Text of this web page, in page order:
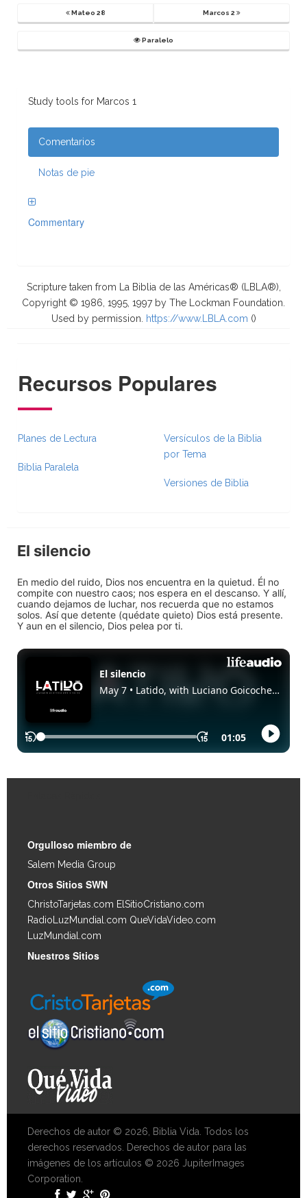
Mateo 28 Marcos 2
Paralelo
Study tools for Marcos 1
Comentarios
Notas de pie
Commentary
Scripture taken from La Biblia de las Américas® (LBLA®),
Copyright © 1986, 1995, 1997 by The Lockman Foundation.
Used by permission.
https://www.LBLA.com ()
Recursos Populares
Planes de Lectura
Biblia Paralela
Versículos de la Biblia
por Tema
Versiones de Biblia
El silencio
En medio del ruido, Dios nos encuentra en la quietud. Él no
compite con nuestro caos; nos espera en el descanso. Y allí,
cuando dejamos de luchar, nos recuerda que no estamos
solos. Así que detente (quédate quieto) Dios está presente.
Y aun en el silencio, Dios pelea por ti.
Orgulloso miembro de
Salem Media Group
Otros Sitios SWN
ChristoTarjetas.com ElSitioCristiano.com
RadioLuzMundial.com QueVidaVideo.com
LuzMundial.com
Nuestros Sitios
Derechos de autor © 2026, Biblia Vida. Todos los
derechos reservados. Derechos de autor para las
imágenes de los artículos © 2026 JupiterImages
Corporation.